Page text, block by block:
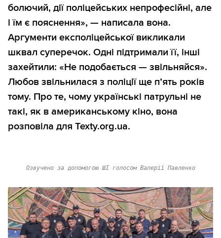
болючий, дії поліцейських непрофесійні, але
і їм є пояснення», — написала вона.
Аргументи експоліцейської викликали
шквал суперечок. Одні підтримали її, інші
захейтили: «Не подобається — звільняйся».
Любов звільнилася з поліції ще п’ять років
тому. Про те, чому українські патрульні не
такі, як в американському кіно, вона
розповіла для Texty.org.ua.
Озвучено за допомогою ШІ голосом Валерії Павленко